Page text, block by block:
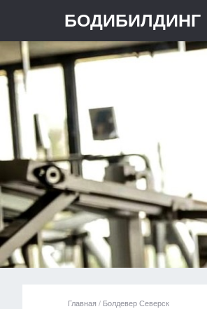
БОДИБИЛДИНГ
Главная / Болдевер Северск